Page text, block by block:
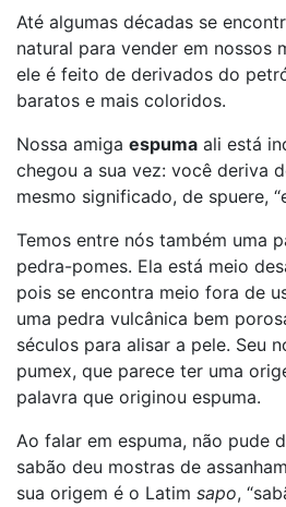
Até algumas décadas se
natural para vender em nossos
ele é feito de derivados do
baratos e mais coloridos.
Nossa amiga espuma ali está
chegou a sua vez: você deriva
mesmo significado, de spuere,
Temos entre nós também uma
pedra-pomes. Ela está meio
pois se encontra meio fora de
uma pedra vulcânica bem
séculos para alisar a pele. Seu
pumex, que parece ter uma
palavra que originou espuma.
Ao falar em espuma, não pude
sabão deu mostras de
sua origem é o Latim sapo,